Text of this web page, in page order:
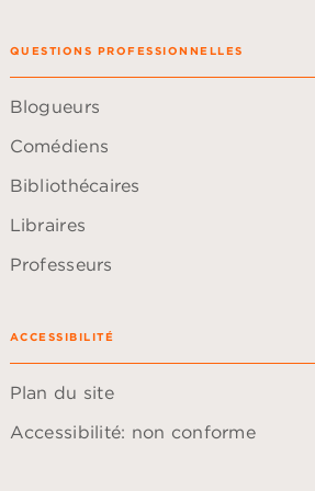
QUESTIONS PROFESSIONNELLES
Blogueurs
Comédiens
Bibliothécaires
Libraires
Professeurs
ACCESSIBILITÉ
Plan du site
Accessibilité: non conforme